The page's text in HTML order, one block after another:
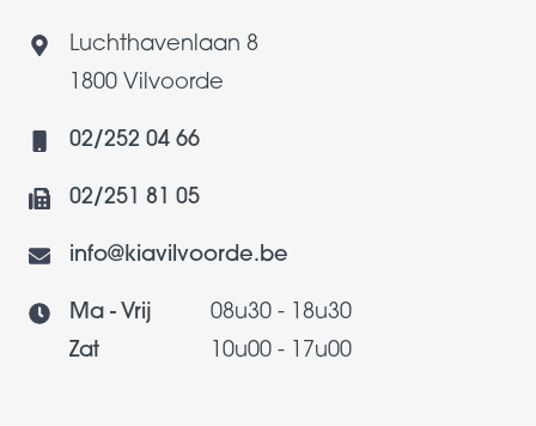
Luchthavenlaan 8
1800 Vilvoorde
02/252 04 66
02/251 81 05
info@kiavilvoorde.be
Ma - Vrij
08u30 - 18u30
Zat
10u00 - 17u00